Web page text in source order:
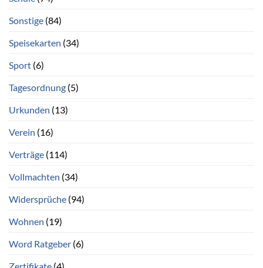
Sonstige (84)
Speisekarten (34)
Sport (6)
Tagesordnung (5)
Urkunden (13)
Verein (16)
Verträge (114)
Vollmachten (34)
Widersprüche (94)
Wohnen (19)
Word Ratgeber (6)